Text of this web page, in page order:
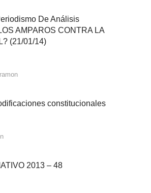
De Análisis
AMPAROS CONTRA LA
(21/01/14)
Author
ramon
constitucionales
2013 – 48